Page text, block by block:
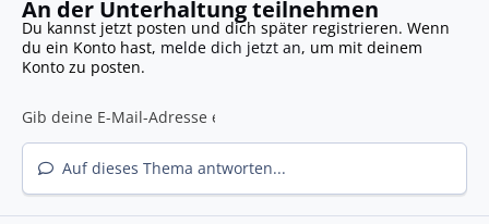
An der Unterhaltung teilnehmen
Du kannst jetzt posten und dich später registrieren. Wenn
du ein Konto hast, melde dich jetzt an, um mit deinem
Konto zu posten.
Auf dieses Thema antworten...